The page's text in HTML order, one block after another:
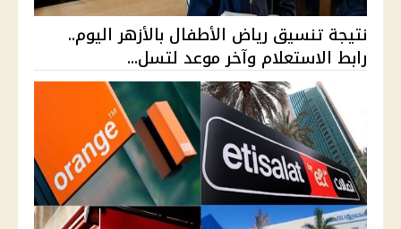
نتيجة تنسيق رياض الأطفال بالأزهر اليوم..
رابط الاستعلام وآخر موعد لتسل...